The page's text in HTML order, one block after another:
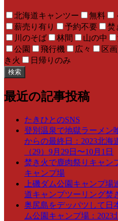
北海道キャンツー 無料
薪売り有り
予約不要 焚
川のそば
林間 山の中
公園
飛行機 広々 区
き火
日帰りのみ
検索
最近の記事投稿
たきひとのSNS
登別温泉で地獄ラーメン
からの最終日：2023北海
（29）9月29日〜10月1日
焚き火で鹿肉祭りキャン
キャンプ場
上磯ダム公園キャンプ
道キャンプツーリング焚
奥尻島をデッパツして日
ム公園キャンプ場：